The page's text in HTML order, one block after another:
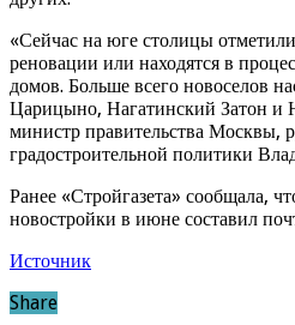
«Сейчас на юге столицы
реновации или находятся в
домов. Больше всего новоселов
Царицыно, Нагатинский Затон и
министр правительства Москвы,
градостроительной политики
Ранее «Стройгазета» сообщала,
новостройки в июне составил
Источник
Share